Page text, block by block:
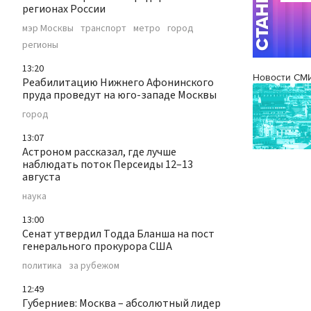
регионах России
мэр Москвы транспорт метро город
регионы
13:20
Реабилитацию Нижнего Афонинского
пруда проведут на юго-западе Москвы
город
13:07
Астроном рассказал, где лучше
наблюдать поток Персеиды 12–13
августа
наука
13:00
Сенат утвердил Тодда Бланша на пост
генерального прокурора США
политика за рубежом
12:49
Губерниев: Москва – абсолютный лидер
Новости